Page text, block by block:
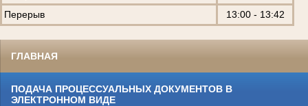
Перерыв
13:00 - 13:42
ГЛАВНАЯ
ПОДАЧА ПРОЦЕССУАЛЬНЫХ ДОКУМЕНТОВ В
ЭЛЕКТРОННОМ ВИДЕ